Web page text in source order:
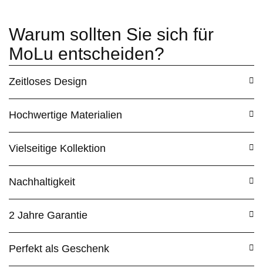
Warum sollten Sie sich für
MoLu entscheiden?
Zeitloses Design
Hochwertige Materialien
Vielseitige Kollektion
Nachhaltigkeit
2 Jahre Garantie
Perfekt als Geschenk